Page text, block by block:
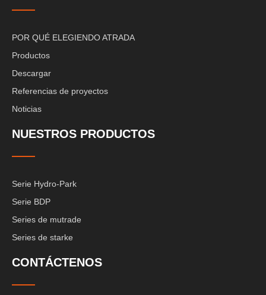
POR QUÉ ELEGIENDO ATRADA
Productos
Descargar
Referencias de proyectos
Noticias
NUESTROS PRODUCTOS
Serie Hydro-Park
Serie BDP
Series de mutrade
Series de starke
CONTÁCTENOS